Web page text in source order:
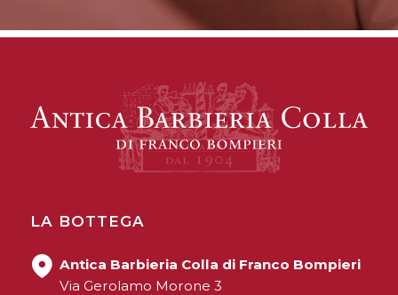
LA BOTTEGA
Antica Barbieria Colla di Franco Bompieri
Via Gerolamo Morone 3